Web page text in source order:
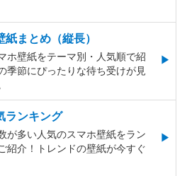
まとめ（縦長）
ホ壁紙をテーマ別・人気順で紹
季節にぴったりな待ち受けが見
ランキング
が多い人気のスマホ壁紙をラン
紹介！トレンドの壁紙が今すぐ